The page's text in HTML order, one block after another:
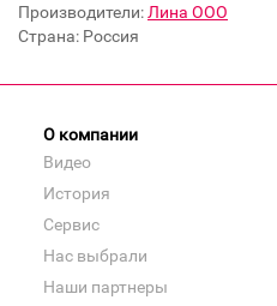
Производители: Лина ООО
Страна: Россия
О компании
Видео
История
Сервис
Нас выбрали
Наши партнеры